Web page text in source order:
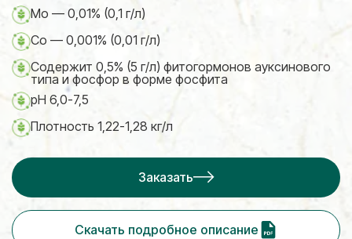
Mo — 0,01% (0,1 г/л)
Co — 0,001% (0,01 г/л)
Содержит 0,5% (5 г/л) фитогормонов ауксинового
типа и фосфор в форме фосфита
pH 6,0-7,5
Плотность 1,22-1,28 кг/л
Заказать
Скачать подробное описание